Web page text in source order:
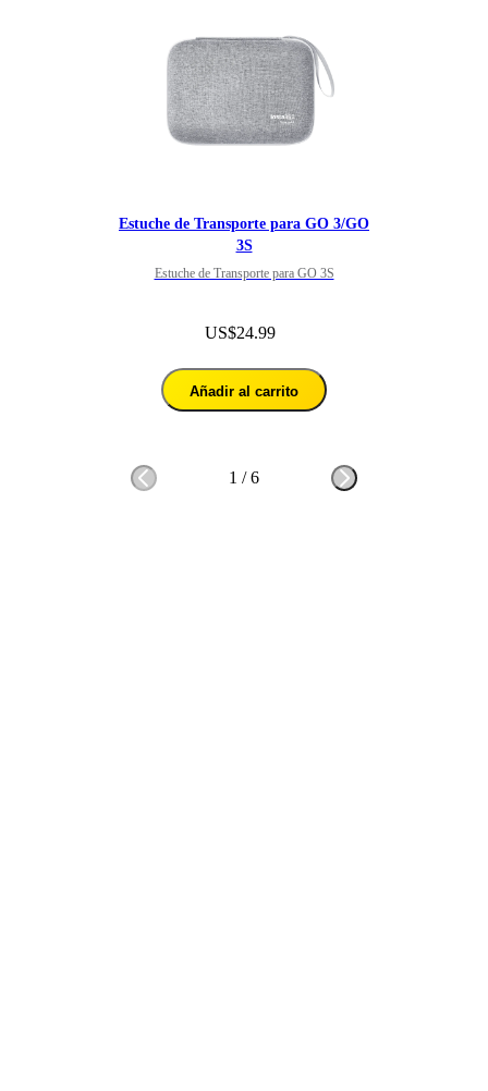
Estuche de Transporte para GO 3/GO
3S
Estuche de Transporte para GO 3S
US$24.99
Añadir al carrito
1 /6